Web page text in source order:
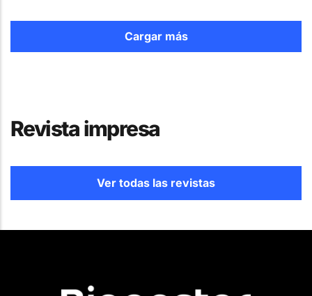
Cargar más
Revista impresa
Ver todas las revistas